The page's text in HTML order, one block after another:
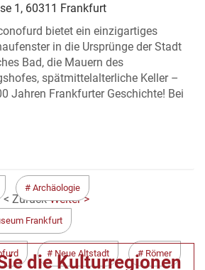
1, 60311 Frankfurt
bietet ein einzigartiges
in die Ursprünge der Stadt
Bad, die Mauern des
spätmittelalterliche Keller –
Jahren Frankfurter Geschichte! Bei
Archäologie
Frankfurt
Neue Altstadt Römer
< ZurückWeiter >
die Kulturregionen